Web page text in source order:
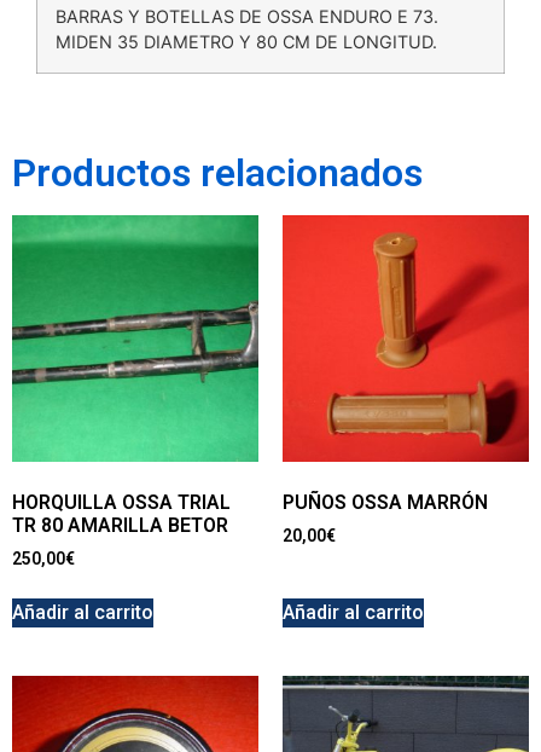
BARRAS Y BOTELLAS DE OSSA ENDURO E 73.
MIDEN 35 DIAMETRO Y 80 CM DE LONGITUD.
Productos relacionados
HORQUILLA OSSA TRIAL
TR 80 AMARILLA BETOR
250,00€
Añadir al carrito
PUÑOS OSSA MARRÓN
20,00€
Añadir al carrito